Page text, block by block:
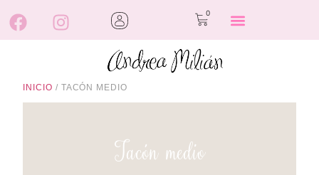
0
INICIO / TACÓN MEDIO
Tacón medio